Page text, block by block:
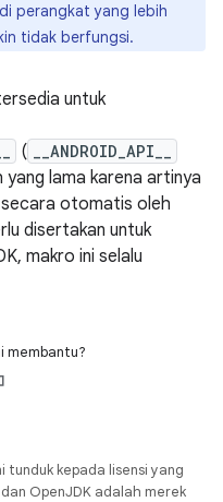
perangkat yang lebih
tidak berfungsi.
untuk
( __ANDROID_API__
lama karena artinya
secara otomatis oleh
disertakan untuk
makro ini selalu
membantu?
tunduk kepada lisensi yang
OpenJDK adalah merek